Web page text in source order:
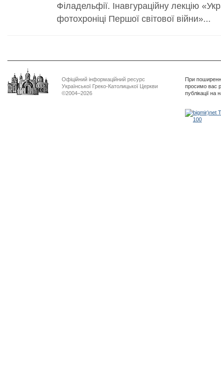
Філадельфії. Інавгураційну лекцію
фотохроніці Першої світової війни»...
Офіційний інформаційний ресурс
Української Греко-Католицької Церкви
©2004–2026
При
просимо вас
публікації на